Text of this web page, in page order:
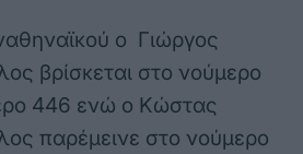
ο Γιώργος
βρίσκεται στο νούμερο
446 ενώ ο Κώστας
παρέμεινε στο νούμερο